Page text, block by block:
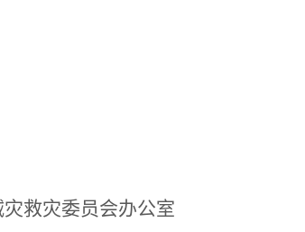
救灾委员会办公室